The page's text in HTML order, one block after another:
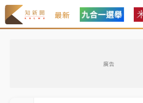
最新
廣告